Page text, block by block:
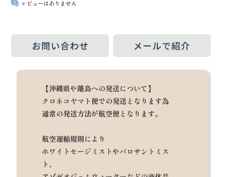
レビューはありません
【沖縄県や離島への発送について】
クロネコヤマト便での発送となります為
通常の発送方法が航空便となります。
航空運輸規則により
ホワイトセージミストやパロサントミス
ト、